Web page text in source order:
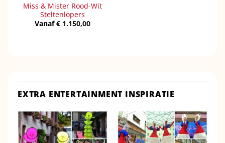
Miss & Mister Rood-Wit
Steltenlopers
Vanaf€ 1.150,00
EXTRA ENTERTAINMENT INSPIRATIE